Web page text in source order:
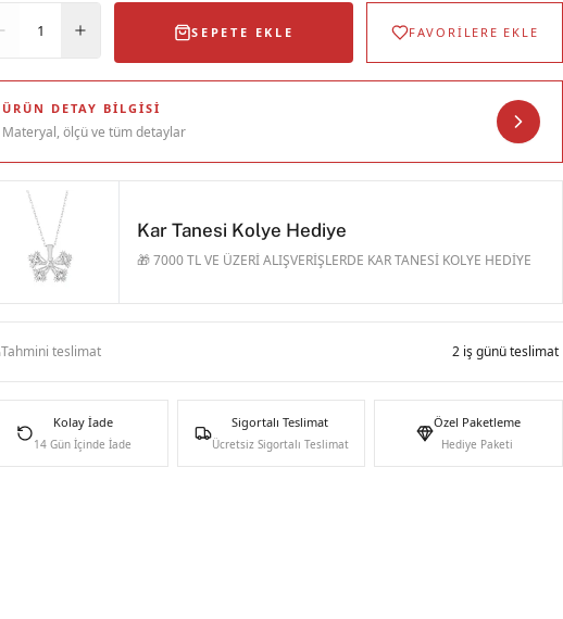
1 SEPETE EKLE FAVORİLERE EKLE
ÜRÜN DETAY BILGISI
Materyal, ölçü ve tüm detaylar
Kar Tanesi Kolye Hediye
🎁 7000 TL VE ÜZERİ ALIŞVERİŞLERDE KAR TANESİ KOLYE HEDİYE
Tahmini teslimat 2 iş günü teslimat
Kolay İade
14 Gün İçinde İade
Sigortalı Teslimat
Ücretsiz Sigortalı Teslimat
Özel Paketleme
Hediye Paketi